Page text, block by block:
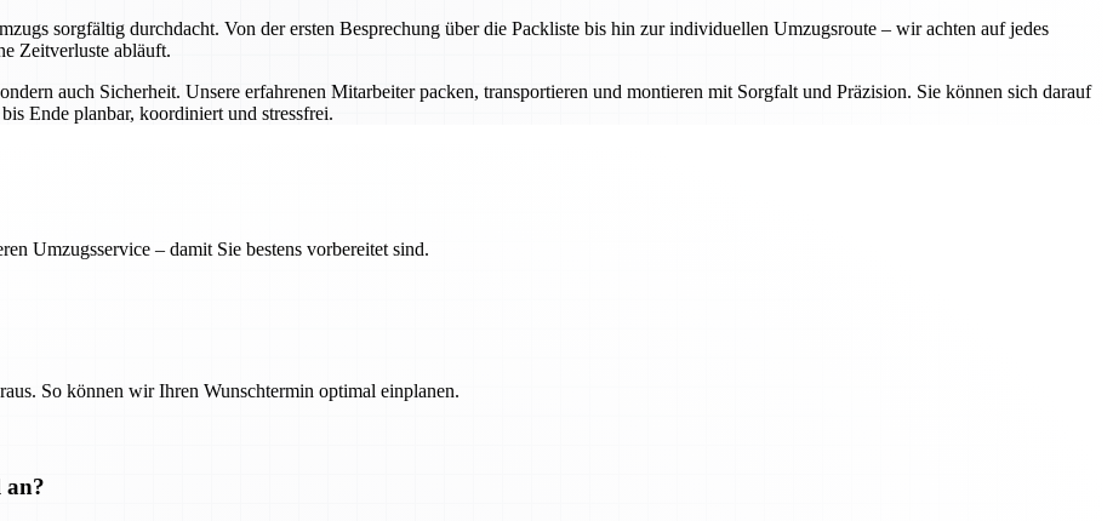
sorgfältig durchdacht. Von der ersten Besprechung über die Packliste bis hin zur individuellen Umzugsroute – wir achten auf jedes
Zeitverluste abläuft.
auch Sicherheit. Unsere erfahrenen Mitarbeiter packen, transportieren und montieren mit Sorgfalt und Präzision. Sie können sich darauf
Ende planbar, koordiniert und stressfrei.
Umzugsservice – damit Sie bestens vorbereitet sind.
So können wir Ihren Wunschtermin optimal einplanen.
an?